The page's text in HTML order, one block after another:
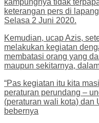
keterangan pers di
Selasa 2 Juni 2020.
Kemudian, ucap Azis,
melakukan kegiatan
membatasi orang yang
maupun sekitarnya,
“Pas kegiatan itu kita
peraturan perundang –
(peraturan wali kota) dan
bebernya